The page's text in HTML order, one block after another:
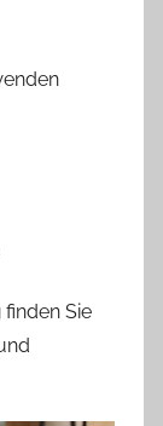
finden Sie